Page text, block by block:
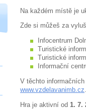
Na každém místě je
Zde si můžeš za
Infocentrum
Turistické
Turistické
Informační
V těchto
www.vzdelavanimb.cz.
Hra je aktivní od 1. 7.